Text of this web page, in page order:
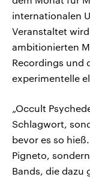
internationalen
Veranstaltet
ambitionierten
Recordings und
experimentelle
„Occult
Schlagwort,
bevor es so
Pigneto,
Bands, die dazu